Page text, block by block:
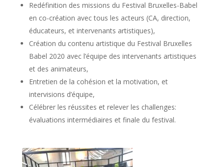
Redéfinition des missions du Festival Bruxelles-Babel
en co-création avec tous les acteurs (CA, direction,
éducateurs, et intervenants artistiques),
Création du contenu artistique du Festival Bruxelles
Babel 2020 avec l’équipe des intervenants artistiques
et des animateurs,
Entretien de la cohésion et la motivation, et
intervisions d’équipe,
Célébrer les réussites et relever les challenges:
évaluations intermédiaires et finale du festival.